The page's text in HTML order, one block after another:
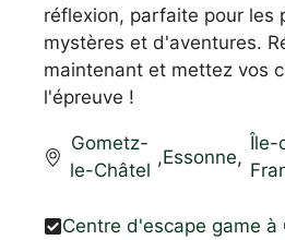
réflexion, parfaite pour les
mystères et d'aventures.
maintenant et mettez vos
l'épreuve !
Gometz-
le-Châtel
,Essonne,
Île-
Centre d'escape game